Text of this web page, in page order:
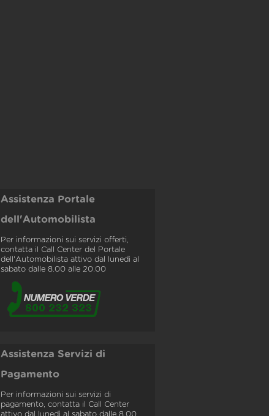
Assistenza Portale
dell'Automobilista
Per informazioni sui servizi offerti,
contatta il Call Center del Portale
dell'Automobilista attivo dal lunedì al
sabato dalle 8.00 alle 20.00
Assistenza Servizi di
Pagamento
Per informazioni sui servizi di
pagamento, contatta il Call Center